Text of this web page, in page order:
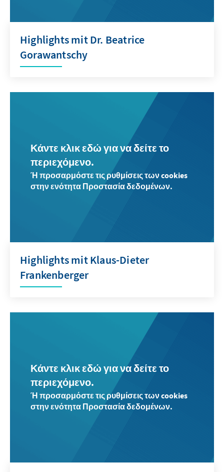
Highlights mit Dr. Beatrice
Gorawantschy
Κάντε κλικ εδώ για να δείτε το
περιεχόμενο.
Ή προσαρμόστε τις ρυθμίσεις των cookies
στην ενότητα Προστασία δεδομένων.
Highlights mit Klaus-Dieter
Frankenberger
Κάντε κλικ εδώ για να δείτε το
περιεχόμενο.
Ή προσαρμόστε τις ρυθμίσεις των cookies
στην ενότητα Προστασία δεδομένων.